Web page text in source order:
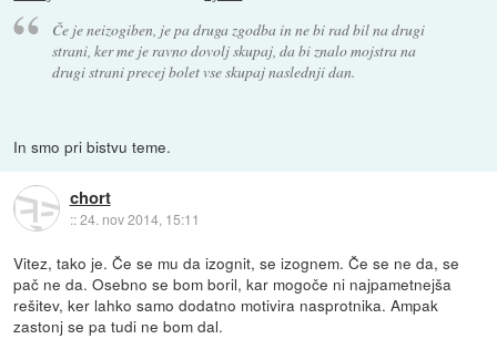
Če je neizogiben, je pa druga zgodba in ne bi rad bil na drugi
strani, ker me je ravno dovolj skupaj, da bi znalo mojstra na
drugi strani precej bolet vse skupaj naslednji dan.
In smo pri bistvu teme.
chort
::24. nov 2014, 15:11
Vitez, tako je. Če se mu da izognit, se izognem. Če se ne da, se
pač ne da. Osebno se bom boril, kar mogoče ni najpametnejša
rešitev, ker lahko samo dodatno motivira nasprotnika. Ampak
zastonj se pa tudi ne bom dal.